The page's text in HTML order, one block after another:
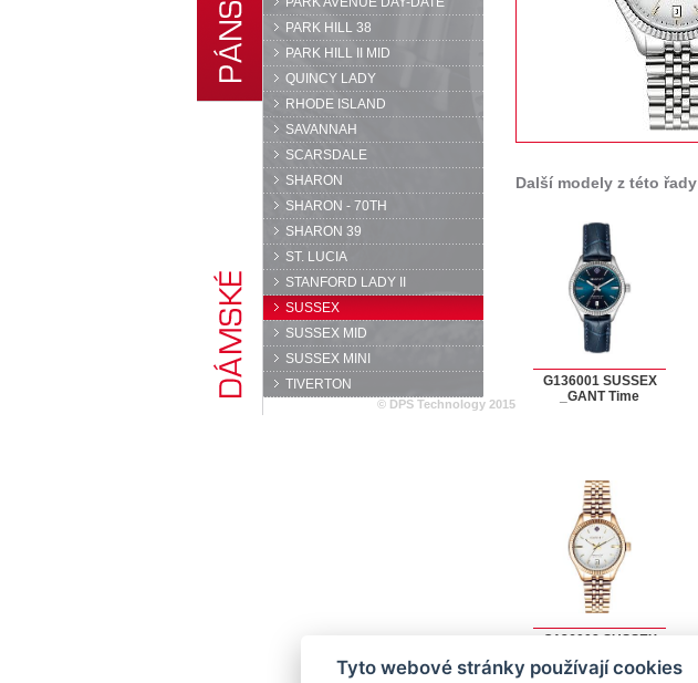
PARK HILL 38
PARK HILL II MID
QUINCY LADY
RHODE ISLAND
SAVANNAH
SCARSDALE
SHARON
SHARON - 70TH
SHARON 39
ST. LUCIA
STANFORD LADY II
SUSSEX
SUSSEX MID
SUSSEX MINI
TIVERTON
Další modely z této řady
G136001 SUSSEX
_GANT Time
G136008 SUSSEX
© DPS Technology 2015
Tyto webové stránky používají cookies